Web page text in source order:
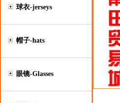
球衣-jerseys
帽子-hats
眼镜-Glasses